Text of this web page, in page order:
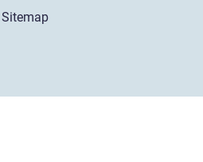
Sitemap